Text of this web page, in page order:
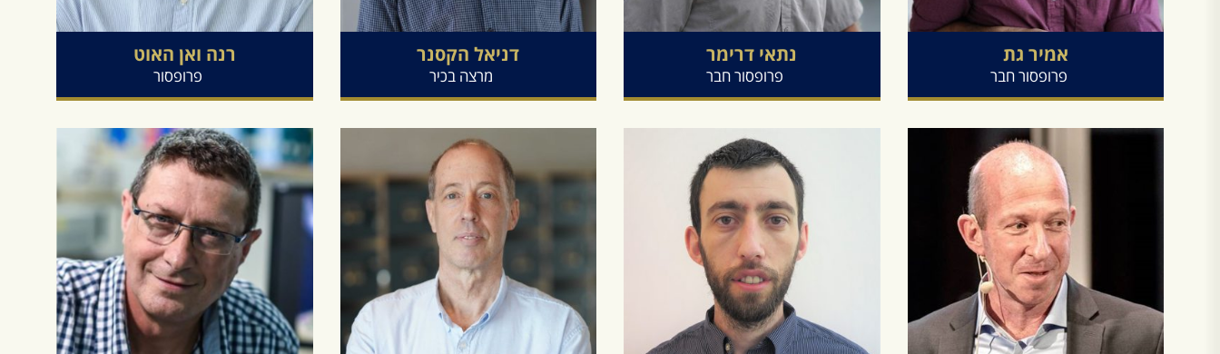
אמיר גת
פרופסור חבר
נתאי דרימר
פרופסור חבר
דניאל הקסנר
מרצה בכיר
רנה ואן האוט
פרופסור